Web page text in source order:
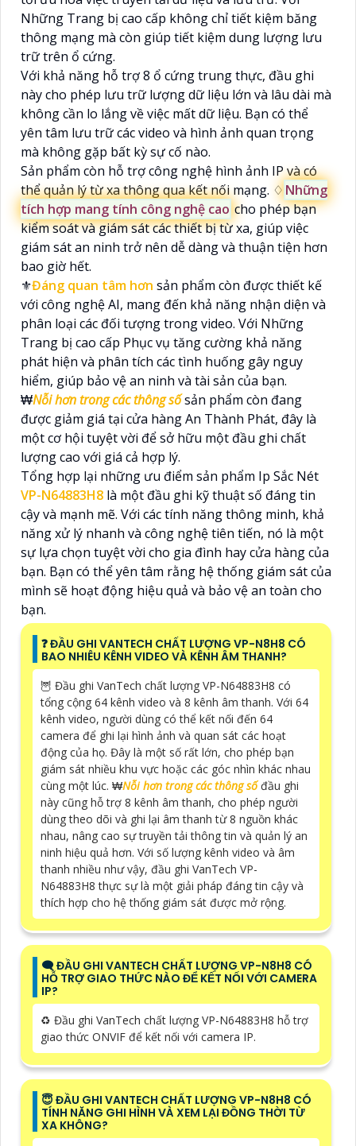
Những Trang bị cao cấp không chỉ tiết kiệm băng
thông mạng mà còn giúp tiết kiệm dung lượng lưu
trữ trên ổ cứng.
Với khả năng hỗ trợ 8 ổ cứng trung thực, đầu ghi
này cho phép lưu trữ lượng dữ liệu lớn và lâu dài mà
không cần lo lắng về việc mất dữ liệu. Bạn có thể
yên tâm lưu trữ các video và hình ảnh quan trọng
mà không gặp bất kỳ sự cố nào.
Sản phẩm còn hỗ trợ công nghệ hình ảnh IP và có
thể quản lý từ xa thông qua kết nối mạng. ♢ Những
tích hợp mang tính công nghệ cao cho phép bạn
kiểm soát và giám sát các thiết bị từ xa, giúp việc
giám sát an ninh trở nên dễ dàng và thuận tiện hơn
bao giờ hết.
⚜️Đáng quan tâm hơn sản phẩm còn được thiết kế
với công nghệ AI, mang đến khả năng nhận diện và
phân loại các đối tượng trong video. Với Những
Trang bị cao cấp Phục vụ tăng cường khả năng
phát hiện và phân tích các tình huống gây nguy
hiểm, giúp bảo vệ an ninh và tài sản của bạn.
₩Nỗi hơn trong các thông sốsản phẩm còn đang
được giảm giá tại cửa hàng An Thành Phát, đây là
một cơ hội tuyệt vời để sở hữu một đầu ghi chất
lượng cao với giá cả hợp lý.
Tổng hợp lại những ưu điểm sản phẩm Ip Sắc Nét
VP-N64883H8 là một đầu ghi kỹ thuật số đáng tin
cậy và mạnh mẽ. Với các tính năng thông minh, khả
năng xử lý nhanh và công nghệ tiên tiến, nó là một
sự lựa chọn tuyệt vời cho gia đình hay cửa hàng của
bạn. Bạn có thể yên tâm rằng hệ thống giám sát của
mình sẽ hoạt động hiệu quả và bảo vệ an toàn cho
bạn.
❓ ĐẦU GHI VANTECH CHẤT LƯỢNG VP-N8H8 CÓ
BAO NHIÊU KÊNH VIDEO VÀ KÊNH ÂM THANH?
🦉 Đầu ghi VanTech chất lượng VP-N64883H8 có
tổng cộng 64 kênh video và 8 kênh âm thanh. Với 64
kênh video, người dùng có thể kết nối đến 64
camera để ghi lại hình ảnh và quan sát các hoạt
động của họ. Đây là một số rất lớn, cho phép bạn
giám sát nhiều khu vực hoặc các góc nhìn khác nhau
cùng một lúc. ₩Nỗi hơn trong các thông sốđầu ghi
này cũng hỗ trợ 8 kênh âm thanh, cho phép người
dùng theo dõi và ghi lại âm thanh từ 8 nguồn khác
nhau, nâng cao sự truyền tải thông tin và quản lý an
ninh hiệu quả hơn. Với số lượng kênh video và âm
thanh nhiều như vậy, đầu ghi VanTech VP-
N64883H8 thực sự là một giải pháp đáng tin cậy và
thích hợp cho hệ thống giám sát được mở rộng.
🗨️ ĐẦU GHI VANTECH CHẤT LƯỢNG VP-N8H8 CÓ
HỖ TRỢ GIAO THỨC NÀO ĐỂ KẾT NỐI VỚI CAMERA
IP?
♻️ Đầu ghi VanTech chất lượng VP-N64883H8 hỗ trợ
giao thức ONVIF để kết nối với camera IP.
😇 ĐẦU GHI VANTECH CHẤT LƯỢNG VP-N8H8 CÓ
TÍNH NĂNG GHI HÌNH VÀ XEM LẠI ĐỒNG THỜI TỪ
XA KHÔNG?